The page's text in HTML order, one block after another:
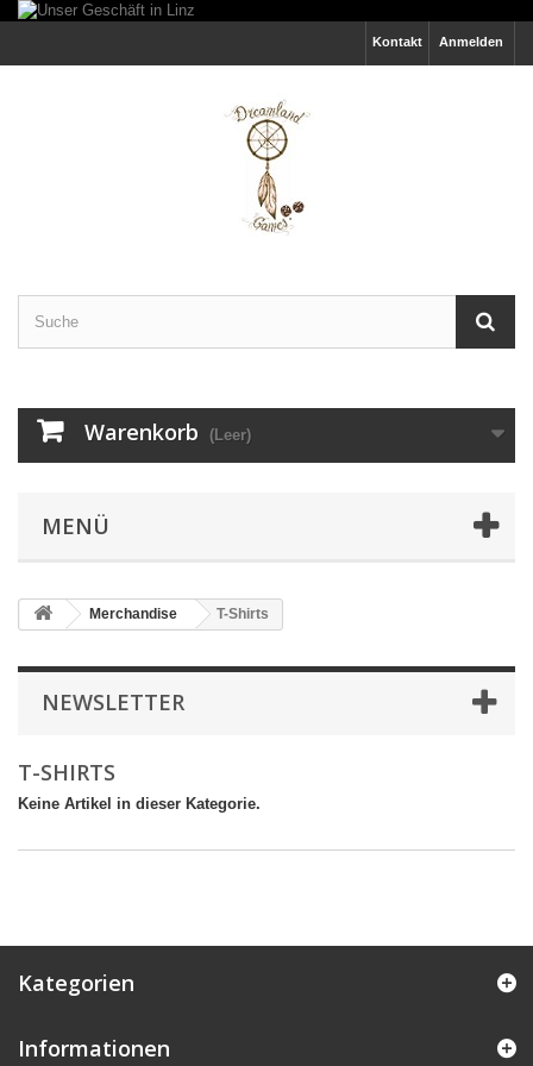
Anmelden
Kontakt
Warenkorb (Leer)
MENÜ
Merchandise T-Shirts
NEWSLETTER
T-SHIRTS
Keine Artikel in dieser Kategorie.
Kategorien
Informationen